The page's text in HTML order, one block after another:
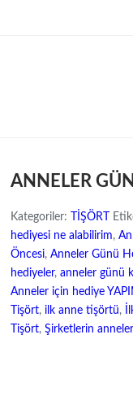
ANNELER
Kategoriler: TİŞÖRT
hediyesi ne alabilirim,
Öncesi,Anneler Günü
hediyeler,anneler günü
Anneler için hediye
Tişört, ilk anne tişörtü,
Tişört,Şirketlerin